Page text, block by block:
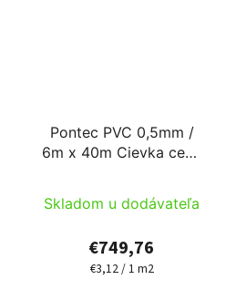
Pontec PVC 0,5mm /
6m x 40m Cievka cena
Skladom u dodávateľa
€749,76
Jednotková
€3,12 / 1 m2